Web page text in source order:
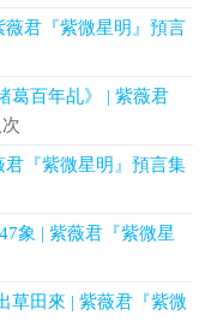
君『紫微星明』預言
葛百年乩》 | 紫薇君
『紫微星明』預言集
象 | 紫薇君『紫微星
草田來 | 紫薇君『紫微